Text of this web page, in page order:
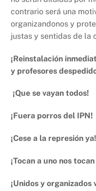
contrario será una
organizandonos y
justas y sentidas de la
¡Reinstalación
y profesores
¡Que se vayan todos!
¡Fuera porros del IPN!
¡Cese a la represión ya!
¡Tocan a uno nos
¡Unidos y organizados